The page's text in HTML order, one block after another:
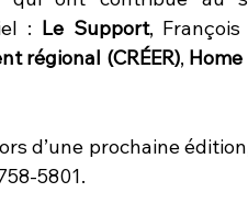
: Le Support
régional (CRÉER),
d’une prochaine
5801.